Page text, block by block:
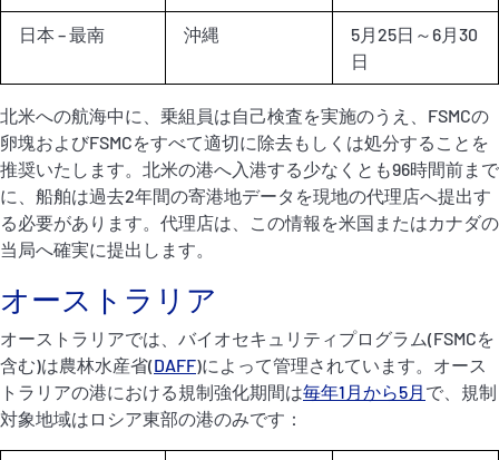
日本 – 最南 沖縄
5月25日～6月30
日
北米への航海中に、乗組員は自己検査を実施のうえ、FSMCの
卵塊およびFSMCをすべて適切に除去もしくは処分することを
推奨いたします。北米の港へ入港する少なくとも96時間前まで
に、船舶は過去2年間の寄港地データを現地の代理店へ提出す
る必要があります。代理店は、この情報を米国またはカナダの
当局へ確実に提出します。
オーストラリア
オーストラリアでは、バイオセキュリティプログラム(FSMCを
含む)は農林水産省(DAFF)によって管理されています。オース
トラリアの港における規制強化期間は毎年1月から5月 で、規制
対象地域はロシア東部の港のみです：